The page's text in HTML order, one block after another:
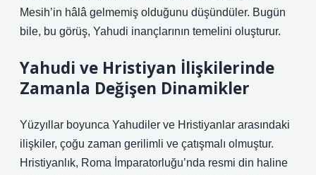
Mesih’in hâlâ gelmemiş olduğunu düşündüler. Bugün
bile, bu görüş, Yahudi inançlarının temelini oluşturur.
Yahudi ve Hristiyan İlişkilerinde
Zamanla Değişen Dinamikler
Yüzyıllar boyunca Yahudiler ve Hristiyanlar arasındaki
ilişkiler, çoğu zaman gerilimli ve çatışmalı olmuştur.
Hristiyanlık, Roma İmparatorluğu’nda resmi din haline